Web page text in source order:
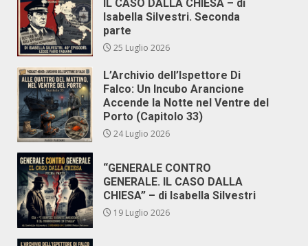
IL CASO DALLA CHIESA – di
Isabella Silvestri. Seconda
parte
25 Luglio 2026
L’Archivio dell’Ispettore Di
Falco: Un Incubo Arancione
Accende la Notte nel Ventre del
Porto (Capitolo 33)
24 Luglio 2026
“GENERALE CONTRO
GENERALE. IL CASO DALLA
CHIESA” – di Isabella Silvestri
19 Luglio 2026